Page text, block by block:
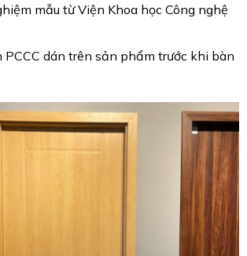
mẫu từ Viện Khoa học Công nghệ
PCCC dán trên sản phẩm trước khi bàn